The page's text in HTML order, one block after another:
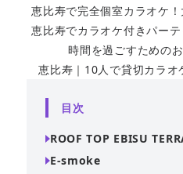
恵比寿で完全個室カラオケ
恵比寿でカラオケ付きパー
時間を過ごすための
恵比寿｜10人で貸切カラオ
目次
ROOF TOP EBISU
E-smoke